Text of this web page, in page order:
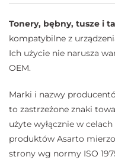
Tonery, bębny, tusze i
kompatybilne z
Ich użycie nie narusza
OEM.
Marki i nazwy
to zastrzeżone znaki
użyte wyłącznie w
produktów Asarto
strony wg normy ISO